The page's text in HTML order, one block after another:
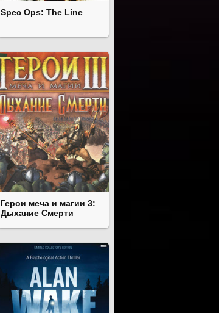
Spec Ops: The Line
Герои меча и магии 3:
Дыхание Смерти